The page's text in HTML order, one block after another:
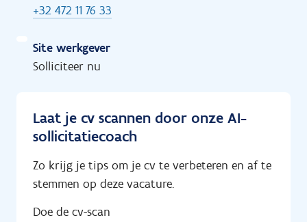
+32 472 11 76 33
Site werkgever
Solliciteer nu
Laat je cv scannen door onze AI-
sollicitatiecoach
Zo krijg je tips om je cv te verbeteren en af te
stemmen op deze vacature.
Doe de cv-scan